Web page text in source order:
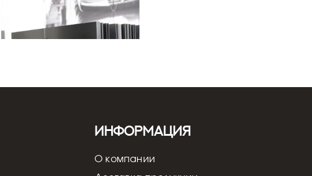
Кострицын Евгений
Anniversary RR: обзор
флагманского усилителя
Информация
О компании